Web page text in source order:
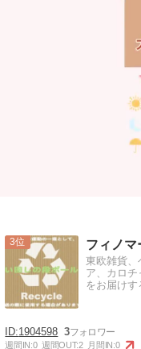
3
東欧雑貨、
ア、カロ
をお届けす
1904598 3
週間IN:0 週間OUT:2 月間IN:0